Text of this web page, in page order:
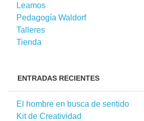
Leamos
Pedagogía Waldorf
Talleres
Tienda
ENTRADAS RECIENTES
El hombre en busca de sentido
Kit de Creatividad